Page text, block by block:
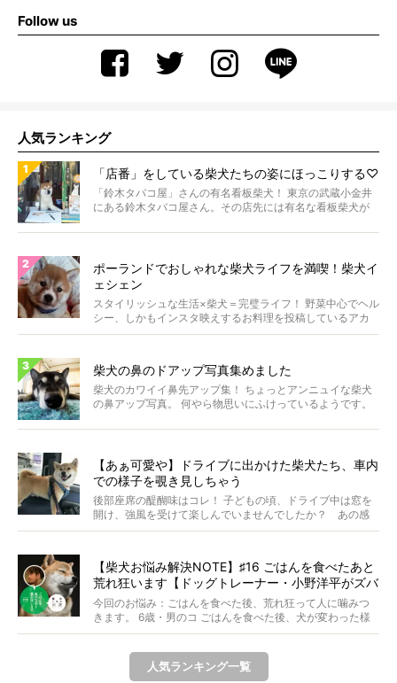
Follow us
人気ランキング
「店番」をしている柴犬たちの姿にほっこりする♡
「鈴木タバコ屋」さんの有名看板柴犬！ 東京の武蔵小金井
にある鈴木タバコ屋さん。その店先には有名な看板柴犬が
ポーランドでおしゃれな柴犬ライフを満喫！柴犬イ
ェシェン
スタイリッシュな生活×柴犬＝完璧ライフ！ 野菜中心でヘル
シー、しかもインスタ映えするお料理を投稿しているアカ
ウ...
柴犬の鼻のドアップ写真集めました
柴犬のカワイイ鼻先アップ集！ ちょっとアンニュイな柴犬
の鼻アップ写真。 何やら物思いにふけっているようです。
【あぁ可愛や】ドライブに出かけた柴犬たち、車内
での様子を覗き見しちゃう
後部座席の醍醐味はコレ！ 子どもの頃、ドライブ中は窓を
開け、強風を受けて楽しんでいませんでしたか？ あの感
じが...
【柴犬お悩み解決NOTE】♯16 ごはんを食べたあと
荒れ狂います【ドッグトレーナー・小野洋平がズバ
リ回答】
今回のお悩み：ごはんを食べた後、荒れ狂って人に噛みつ
きます。 6歳・男のコ ごはんを食べた後、犬が変わった様
に...
人気ランキング一覧